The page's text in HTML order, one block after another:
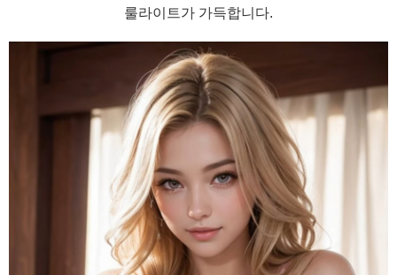
룰라이트가 가득합니다.